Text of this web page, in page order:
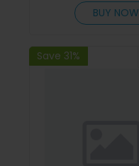
BUY NOW
Save 31%